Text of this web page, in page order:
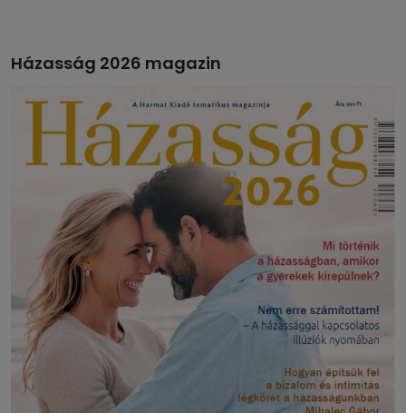
Házasság 2026 magazin